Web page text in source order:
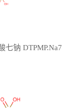
七钠 DTPMP.Na7